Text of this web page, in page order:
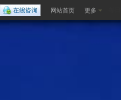
网站首页 更多